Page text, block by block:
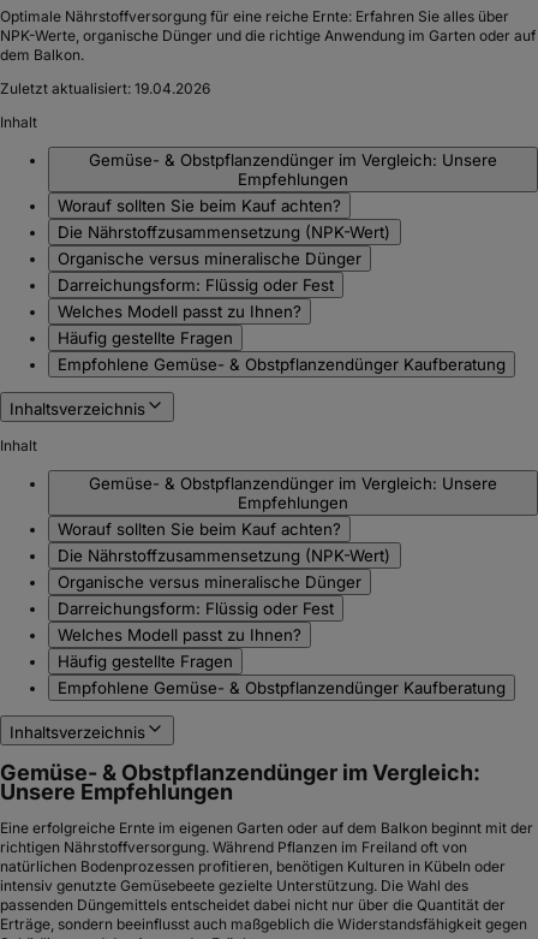
Optimale Nährstoffversorgung für eine reiche Ernte: Erfahren Sie alles über
NPK-Werte, organische Dünger und die richtige Anwendung im Garten oder auf
dem Balkon.
Zuletzt aktualisiert: 19.04.2026
Inhalt
Gemüse- & Obstpflanzendünger im Vergleich: Unsere
Empfehlungen
Worauf sollten Sie beim Kauf achten?
Die Nährstoffzusammensetzung (NPK-Wert)
Organische versus mineralische Dünger
Darreichungsform: Flüssig oder Fest
Welches Modell passt zu Ihnen?
Häufig gestellte Fragen
Empfohlene Gemüse- & Obstpflanzendünger Kaufberatung
Inhaltsverzeichnis
Inhalt
Gemüse- & Obstpflanzendünger im Vergleich: Unsere
Empfehlungen
Worauf sollten Sie beim Kauf achten?
Die Nährstoffzusammensetzung (NPK-Wert)
Organische versus mineralische Dünger
Darreichungsform: Flüssig oder Fest
Welches Modell passt zu Ihnen?
Häufig gestellte Fragen
Empfohlene Gemüse- & Obstpflanzendünger Kaufberatung
Inhaltsverzeichnis
Gemüse- & Obstpflanzendünger im Vergleich:
Unsere Empfehlungen
Eine erfolgreiche Ernte im eigenen Garten oder auf dem Balkon beginnt mit der
richtigen Nährstoffversorgung. Während Pflanzen im Freiland oft von
natürlichen Bodenprozessen profitieren, benötigen Kulturen in Kübeln oder
intensiv genutzte Gemüsebeete gezielte Unterstützung. Die Wahl des
passenden Düngemittels entscheidet dabei nicht nur über die Quantität der
Erträge, sondern beeinflusst auch maßgeblich die Widerstandsfähigkeit gegen